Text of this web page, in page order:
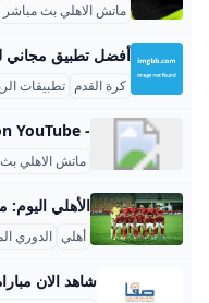
ماتش الاهلي بث مباشر
كرة القدم تطبيقات
ماتش الاهلي
أهلي الدوري